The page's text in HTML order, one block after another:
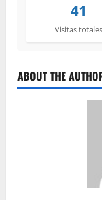
41
Visitas totales
ABOUT THE